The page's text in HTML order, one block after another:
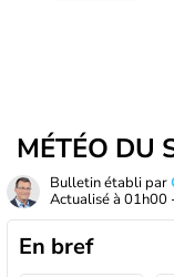
MÉTÉO DU
Bulletin établi par
Actualisé à 01h00
En bref